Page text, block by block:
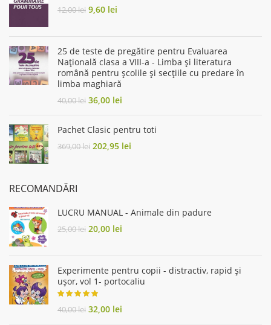
12,00lei Original
9,60 lei
25 de teste de pregătire pentru Evaluarea
Naţională clasa a VIII-a - Limba şi literatura
română pentru şcolile şi secţiile cu predare în
limba maghiară
40,00lei Original
40,00 lei.
36,00 lei
36,00 lei.
Pachet Clasic pentru toti
369,00lei Original
202,95 lei
RECOMANDĂRI
LUCRU MANUAL - Animale din padure
25,00lei Original
20,00 lei
Experimente pentru copii - distractiv, rapid şi
uşor, vol 1- portocaliu
40,00lei Original
32,00 lei